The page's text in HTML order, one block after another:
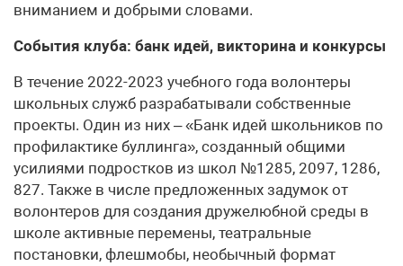
вниманием и добрыми словами.
События клуба: банк идей, викторина и конкурсы
В течение 2022-2023 учебного года волонтеры
школьных служб разрабатывали собственные
проекты. Один из них – «Банк идей школьников по
профилактике буллинга», созданный общими
усилиями подростков из школ №1285, 2097, 1286,
827. Также в числе предложенных задумок от
волонтеров для создания дружелюбной среды в
школе активные перемены, театральные
постановки, флешмобы, необычный формат